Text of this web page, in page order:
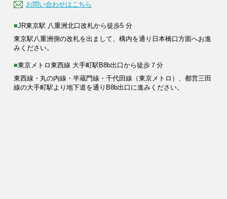
お問い合わせはこちら
■JR東京駅 八重洲北口改札から徒歩5 分
東京駅八重洲側の改札を出まして、構内を通り日本橋口方面へお進
みください。
■東京メトロ東西線 大手町駅B8b出口から徒歩７分
東西線・丸の内線・半蔵門線・千代田線（東京メトロ）、都営三田
線の大手町駅より地下道を通りB8b出口に進みください。